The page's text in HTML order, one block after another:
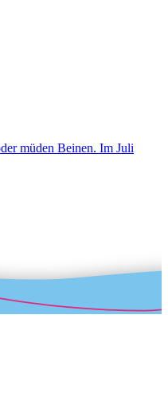
müden Beinen. Im Juli